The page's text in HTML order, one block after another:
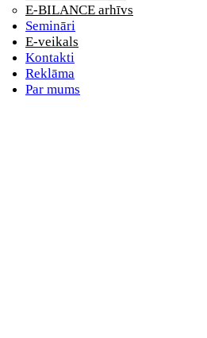
E-BILANCE arhīvs
Semināri
E-veikals
Kontakti
Reklāma
Par mums